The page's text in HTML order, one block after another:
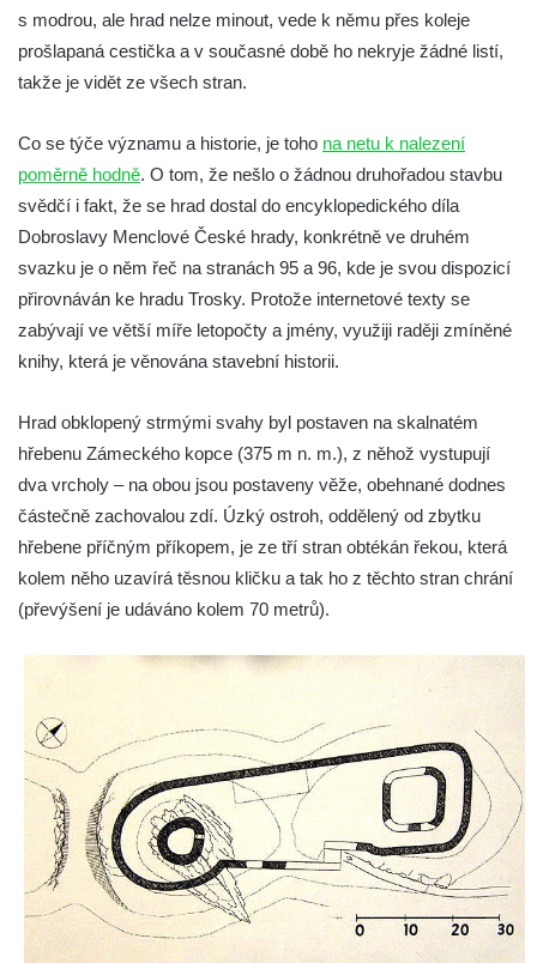
Hrad Košťálov
Tvrz Měrunice
Tvrz Libčeves
Hrad Litýš
Hrad Levín (u Úštěku)
Hrad Bezděz
Hrad Potštejn
Hrad Čap
Hrad Bradlec
Hrad Kumburk
Hrad Drábovna
Hrad Kvítkov
Hrad Rybnov
Letohrádek Jíljov (Veilchenburg)
Hrad Větrov (Winterstein)
Hrad Blansko
Hrad Mojžíř
Hrad Gutštejn
Hrad Valečov
s modrou, ale hrad nelze minout, vede k němu přes koleje
prošlapaná cestička a v současné době ho nekryje žádné listí,
takže je vidět ze všech stran.
Co se týče významu a historie, je toho na netu k nalezení
poměrně hodně. O tom, že nešlo o žádnou druhořadou stavbu
svědčí i fakt, že se hrad dostal do encyklopedického díla
Dobroslavy Menclové České hrady, konkrétně ve druhém
svazku je o něm řeč na stranách 95 a 96, kde je svou dispozicí
přirovnáván ke hradu Trosky. Protože internetové texty se
zabývají ve větší míře letopočty a jmény, využiji raději zmíněné
knihy, která je věnována stavební historii.
Hrad obklopený strmými svahy byl postaven na skalnatém
hřebenu Zámeckého kopce (375 m n. m.), z něhož vystupují
dva vrcholy – na obou jsou postaveny věže, obehnané dodnes
částečně zachovalou zdí. Úzký ostroh, oddělený od zbytku
hřebene příčným příkopem, je ze tří stran obtékán řekou, která
kolem něho uzavírá těsnou kličku a tak ho z těchto stran chrání
(převýšení je udáváno kolem 70 metrů).